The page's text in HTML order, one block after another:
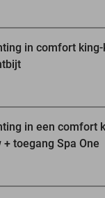
in comfort
in een comfort
+ toegang Spa One